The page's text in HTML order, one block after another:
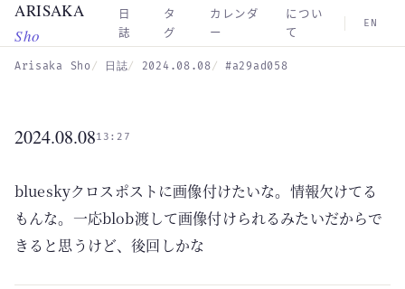
Skip to main content
ARISAKA
Sho
日
誌
タ
グ
カレンダ
ー
につい
て
EN
Arisaka Sho 日誌 2024.08.08 #a29ad058
2024.08.0813:27
blueskyクロスポストに画像付けたいな。情報欠けてる
もんな。一応blob渡して画像付けられるみたいだからで
きると思うけど、後回しかな